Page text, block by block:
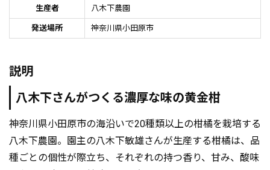
生産者 八木下農園
発送場所 神奈川県小田原市
説明
八木下さんがつくる濃厚な味の黄金柑
神奈川県小田原市の海沿いで20種類以上の柑橘を栽培する
八木下農園。園主の八木下敏雄さんが生産する柑橘は、品
種ごとの個性が際立ち、それぞれの持つ香り、甘み、酸味